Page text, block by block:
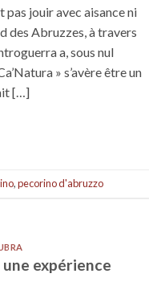
pas jouir avec aisance ni
des Abruzzes, à travers
a, sous nul
» s’avère être un
[…]
,pecorino d'abruzzo
expérience